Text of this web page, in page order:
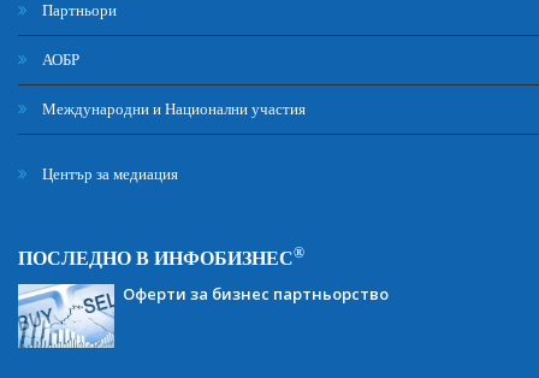
Партньори
АОБР
Международни и Национални участия
Център за медиация
ПОСЛЕДНО В ИНФОБИЗНЕС®
Оферти за бизнес партньорство